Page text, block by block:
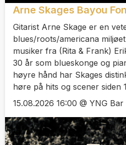
Arne Skages Bayou
Gitarist Arne Skage er en
blues/roots/americana
musiker fra (Rita & Frank)
30 år som blueskonge og
høyre hånd har Skages
høre på hits og scener siden
15.08.2026 16:00 @ YNG